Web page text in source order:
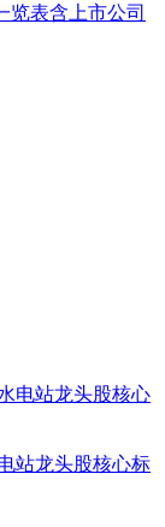
览表含上市公司
站龙头股核心标